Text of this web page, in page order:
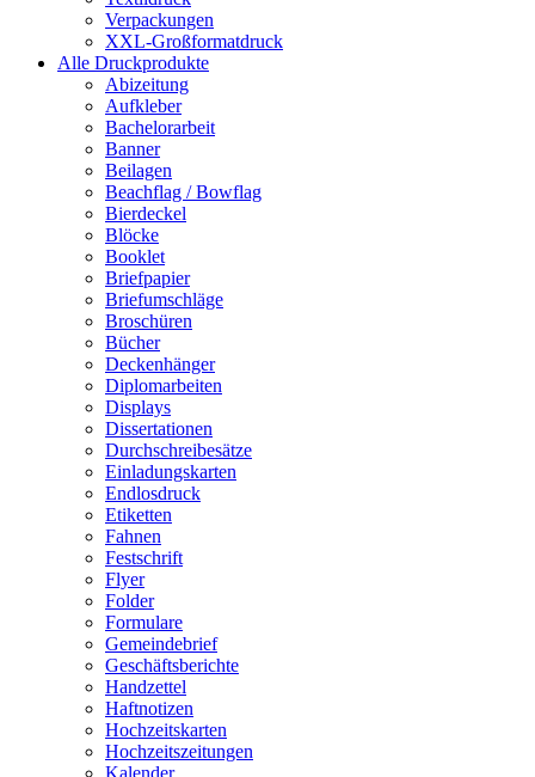
Verpackungen
XXL-Großformatdruck
Alle Druckprodukte
Abizeitung
Aufkleber
Bachelorarbeit
Banner
Beilagen
Beachflag / Bowflag
Bierdeckel
Blöcke
Booklet
Briefpapier
Briefumschläge
Broschüren
Bücher
Deckenhänger
Diplomarbeiten
Displays
Dissertationen
Durchschreibesätze
Einladungskarten
Endlosdruck
Etiketten
Fahnen
Festschrift
Flyer
Folder
Formulare
Gemeindebrief
Geschäftsberichte
Handzettel
Haftnotizen
Hochzeitskarten
Hochzeitszeitungen
Kalender